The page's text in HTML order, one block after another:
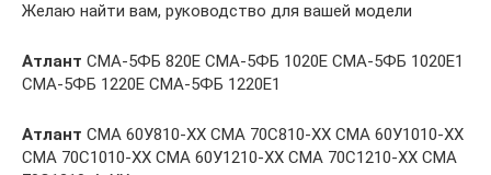
Желаю найти вам, руководство для вашей модели
Атлант СМА-5ФБ 820Е СМА-5ФБ 1020Е СМА-5ФБ 1020Е1
СМА-5ФБ 1220Е СМА-5ФБ 1220Е1
Атлант СМА 60У810-ХХ СМА 70С810-ХХ СМА 60У1010-ХХ
СМА 70С1010-ХХ СМА 60У1210-ХХ СМА 70С1210-ХХ СМА